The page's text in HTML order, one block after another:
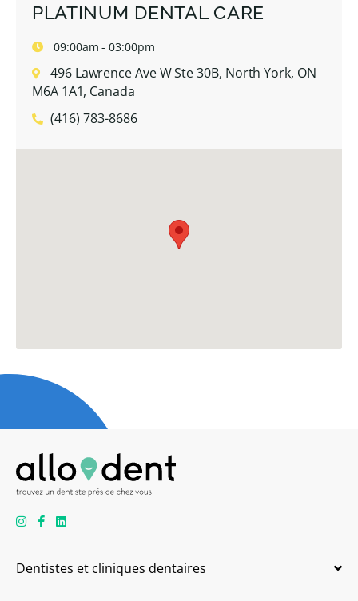
PLATINUM DENTAL CARE
09:00am - 03:00pm
496 Lawrence Ave W Ste 30B, North York, ON
M6A 1A1, Canada
(416) 783-8686
Dentistes et cliniques dentaires